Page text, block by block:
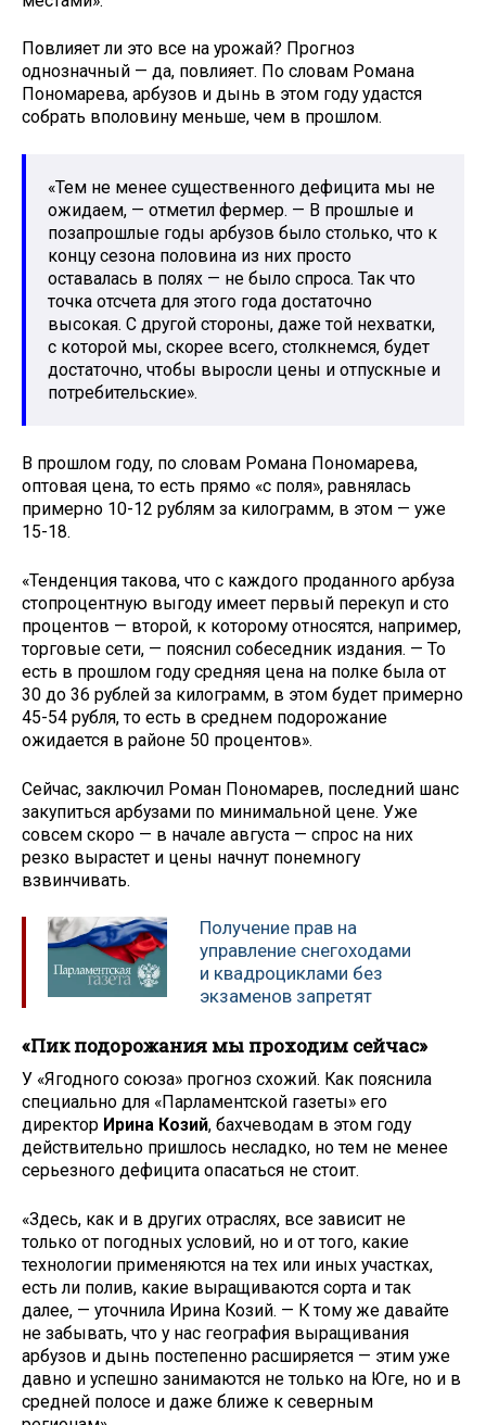
Повлияет ли это все на урожай? Прогноз
однозначный — да, повлияет. По словам Романа
Пономарева, арбузов и дынь в этом году удастся
собрать вполовину меньше, чем в прошлом.
«Тем не менее существенного дефицита мы не
ожидаем, — отметил фермер. — В прошлые и
позапрошлые годы арбузов было столько, что к
концу сезона половина из них просто
оставалась в полях — не было спроса. Так что
точка отсчета для этого года достаточно
высокая. С другой стороны, даже той нехватки,
с которой мы, скорее всего, столкнемся, будет
достаточно, чтобы выросли цены и отпускные и
потребительские».
В прошлом году, по словам Романа Пономарева,
оптовая цена, то есть прямо «с поля», равнялась
примерно 10-12 рублям за килограмм, в этом — уже
15-18.
«Тенденция такова, что с каждого проданного арбуза
стопроцентную выгоду имеет первый перекуп и сто
процентов — второй, к которому относятся, например,
торговые сети, — пояснил собеседник издания. — То
есть в прошлом году средняя цена на полке была от
30 до 36 рублей за килограмм, в этом будет примерно
45-54 рубля, то есть в среднем подорожание
ожидается в районе 50 процентов».
Сейчас, заключил Роман Пономарев, последний шанс
закупиться арбузами по минимальной цене. Уже
совсем скоро — в начале августа — спрос на них
резко вырастет и цены начнут понемногу
взвинчивать.
Получение прав на
управление снегоходами
и квадроциклами без
экзаменов запретят
«Пик подорожания мы проходим сейчас»
У «Ягодного союза» прогноз схожий. Как пояснила
специально для «Парламентской газеты» его
директор Ирина Козий, бахчеводам в этом году
действительно пришлось несладко, но тем не менее
серьезного дефицита опасаться не стоит.
«Здесь, как и в других отраслях, все зависит не
только от погодных условий, но и от того, какие
технологии применяются на тех или иных участках,
есть ли полив, какие выращиваются сорта и так
далее, — уточнила Ирина Козий. — К тому же давайте
не забывать, что у нас география выращивания
арбузов и дынь постепенно расширяется — этим уже
давно и успешно занимаются не только на Юге, но и в
средней полосе и даже ближе к северным